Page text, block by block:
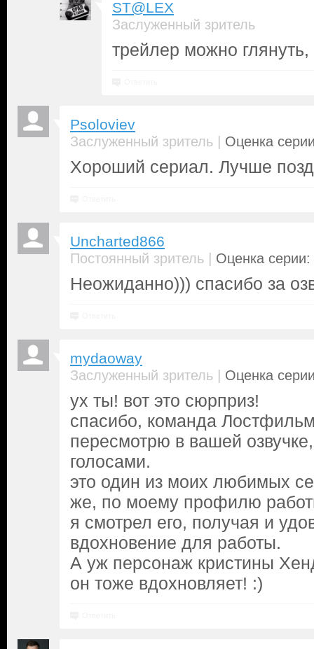
ST@LEX
Заслуженный зритель
трейлер можно
Psoloviev
Заслуженный зритель | Оценка
Хороший сериал. Лучше
Uncharted866
Постоянный зритель | Оценка серии:
Неожиданно))) спасибо за
mydaoway
Заслуженный зритель | Оценка
ух ты! вот это сюрприз!
спасибо, команда
пересмотрю в вашей
голосами.
это один из моих любимых
же, по моему профилю
я смотрел его, получая и
вдохновение для работы.
А уж персонаж кристины
он тоже вдохновляет! :)